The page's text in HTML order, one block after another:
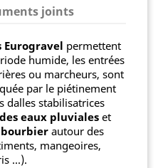
joints
permettent
humide, les entrées
ou marcheurs, sont
par le piétinement
dalles stabilisatrices
eaux pluviales et
autour des
mangeoires,
...).